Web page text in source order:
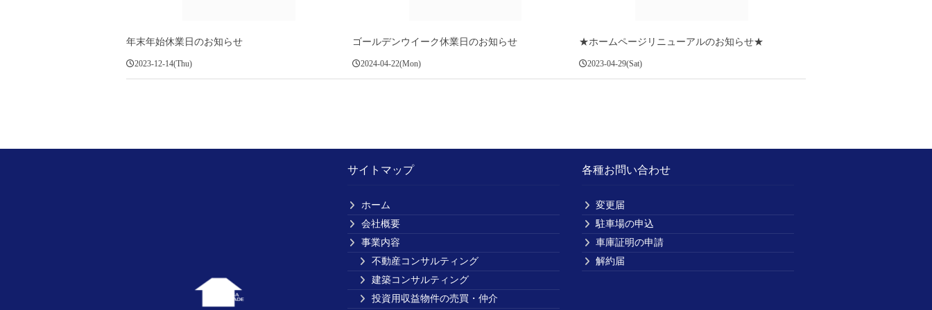
年末年始休業日のお知らせ
2023-12-14(Thu)
ゴールデンウイーク休業日のお知らせ
2024-04-22(Mon)
★ホームページリニューアルのお知らせ★
2023-04-29(Sat)
サイトマップ
ホーム
会社概要
事業内容
不動産コンサルティング
建築コンサルティング
投資用収益物件の売買・仲介
各種お問い合わせ
変更届
駐車場の申込
車庫証明の申請
解約届